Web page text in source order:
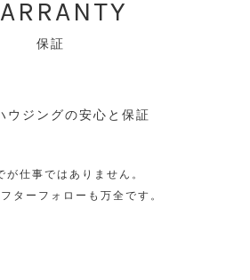
保証
ウジングの安心と保証
が仕事ではありません。
ターフォローも万全です。